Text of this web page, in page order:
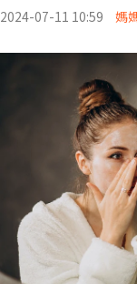
2024-07-11 10:59 媽